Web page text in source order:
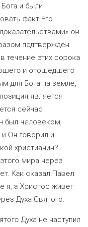
и были
факт Его
он
подтвержден.
течение этих сорока
и отошедшего
для Бога на земле,
является
сейчас
был человеком,
Он говорил и
христианин?
мира через
Как сказал Павел:
я, а Христос живет
Духа Святого.
Духа не наступил